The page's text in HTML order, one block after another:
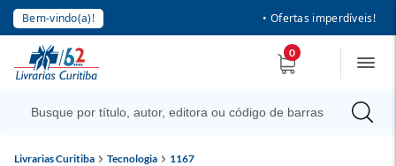
Bem-vindo(a)! • Ofertas imperdíveis!
0
Livrarias Curitiba Tecnologia 1167